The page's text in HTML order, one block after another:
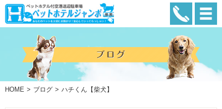
HOME ブログ ハチくん【柴犬】